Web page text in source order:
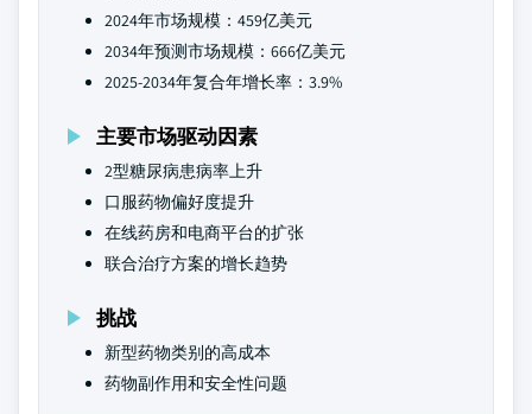
2024年市场规模：459亿美元
2034年预测市场规模：666亿美元
2025-2034年复合年增长率：3.9%
主要市场驱动因素
2型糖尿病患病率上升
口服药物偏好度提升
在线药房和电商平台的扩张
联合治疗方案的增长趋势
挑战
新型药物类别的高成本
药物副作用和安全性问题